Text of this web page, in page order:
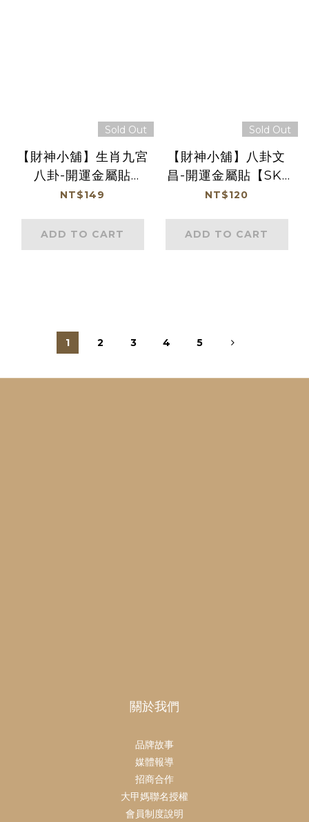
Sold Out
【財神小舖】生肖九宮
八卦-開運金屬貼
【SK-223】(廠商直
贈優惠)
NT$149
ADD TO CART
Sold Out
【財神小舖】八卦文
昌-開運金屬貼【SK-
017】(廠商直出、不
惠)
NT$120
ADD TO CART
1 2 3 4 5
關於我們
品牌故事
媒體報導
招商合作
大甲媽聯名授權
會員制度說明